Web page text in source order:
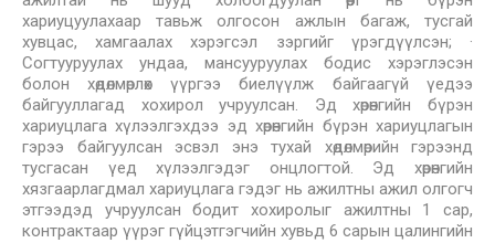
хариуцуулахаар тавьж олгосон ажлын багаж, тусгай
хувцас, хамгаалах хэрэгсэл зэргийг үрэгдүүлсэн; ·
Согтууруулах ундаа, мансууруулах бодис хэрэглэсэн
болон хөдөлмөрлөх үүргээ биелүүлж байгаагүй үедээ
байгууллагад хохирол учруулсан. Эд хөрөнгийн бүрэн
хариуцлага хүлээлгэхдээ эд хөрөнгийн бүрэн хариуцлагын
гэрээ байгуулсан эсвэл энэ тухай хөдөлмөрийн гэрээнд
тусгасан үед хүлээлгэдэг онцлогтой. Эд хөрөнгийн
хязгаарлагдмал хариуцлага гэдэг нь ажилтны ажил олгогч
этгээдэд учруулсан бодит хохиролыг ажилтны 1 сар,
контрактаар үүрэг гүйцэтгэгчийн хувьд 6 сарын цалингийн